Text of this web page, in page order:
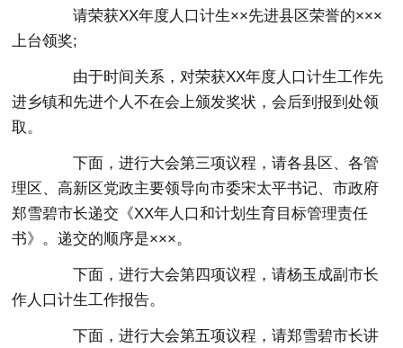
请荣获XX年度人口计生××先进县区荣誉的×××
上台领奖;
由于时间关系，对荣获XX年度人口计生工作先
进乡镇和先进个人不在会上颁发奖状，会后到报到处领
取。
下面，进行大会第三项议程，请各县区、各管
理区、高新区党政主要领导向市委宋太平书记、市政府
郑雪碧市长递交《XX年人口和计划生育目标管理责任
书》。递交的顺序是×××。
下面，进行大会第四项议程，请杨玉成副市长
作人口计生工作报告。
下面，进行大会第五项议程，请郑雪碧市长讲